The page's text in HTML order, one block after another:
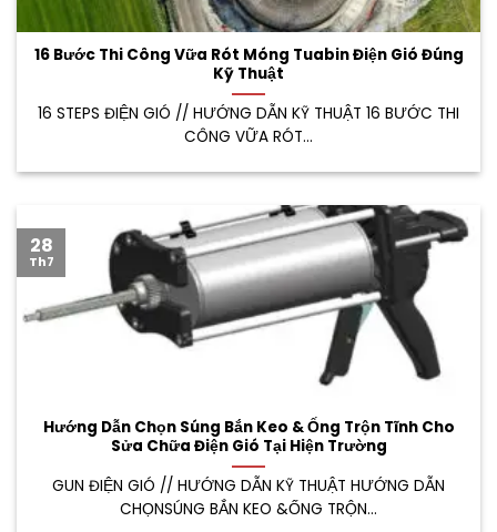
16 Bước Thi Công Vữa Rót Móng Tuabin Điện Gió Đúng
Kỹ Thuật
16 STEPS ĐIỆN GIÓ // HƯỚNG DẪN KỸ THUẬT 16 BƯỚC THI
CÔNG VỮA RÓT...
Hướng Dẫn Chọn Súng Bắn Keo & Ống Trộn Tĩnh Cho
Sửa Chữa Điện Gió Tại Hiện Trường
GUN ĐIỆN GIÓ // HƯỚNG DẪN KỸ THUẬT HƯỚNG DẪN
CHỌNSÚNG BẮN KEO &ỐNG TRỘN...
28
Th7